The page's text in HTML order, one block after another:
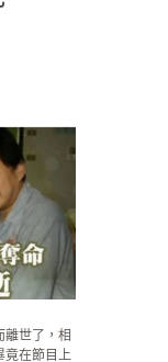
離世了，相
竟在節目上